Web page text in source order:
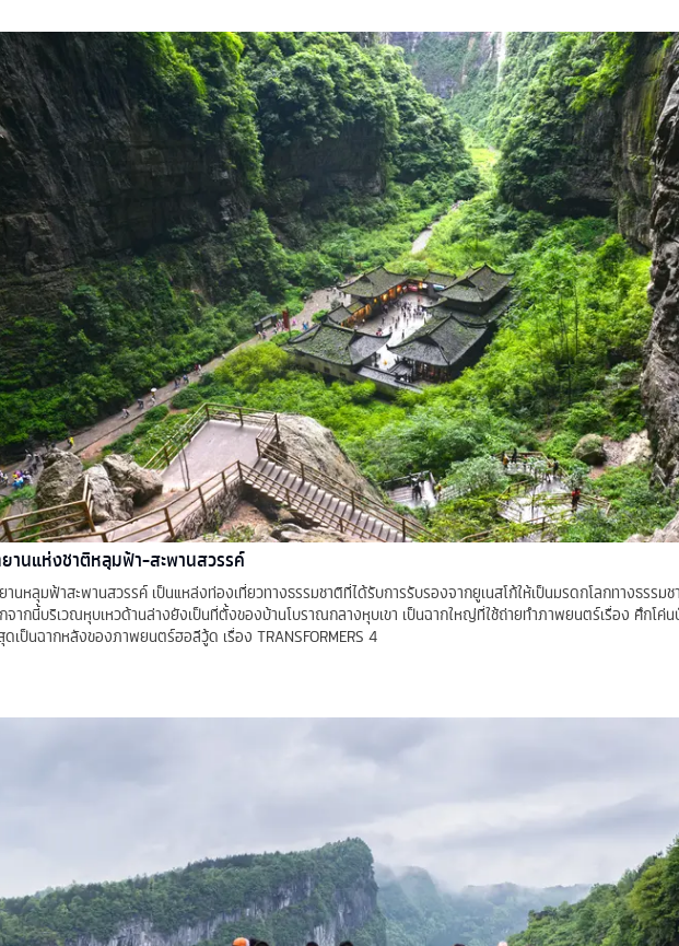
านแห่งชาติหลุมฟ้า-สะพานสวรรค์
านหลุมฟ้าสะพานสวรรค์ เป็นแหล่งท่องเที่ยวทางธรรมชาติที่ได้รับการรับรองจากยูเนสโก้ให้เป็นมรดกโลกทางธรรม
จากนี้บริเวณหุบเหวด้านล่างยังเป็นที่ตั้งของบ้านโบราณกลางหุบเขา เป็นฉากใหญ่ที่ใช้ถ่ายทำภาพยนตร์เรื่อง ศึกโค่
ดเป็นฉากหลังของภาพยนตร์ฮอลีวู้ด เรื่อง TRANSFORMERS 4